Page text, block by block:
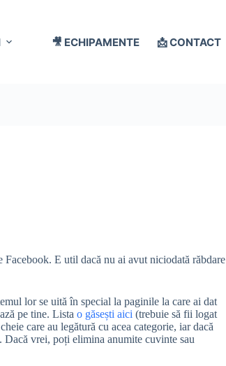
🎥 ECHIPAMENTE 📩 CONTACT
Facebook. E util dacă nu ai avut niciodată răbdare
lor se uită în special la paginile la care ai dat
pe tine. Lista o găsești aici (trebuie să fii logat
care au legătură cu acea categorie, iar dacă
Dacă vrei, poți elimina anumite cuvinte sau